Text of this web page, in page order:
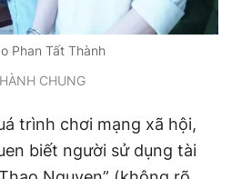
Hưng
Trung
GP - BTTTT cấp ngày 24.3.2020
về Báo Thanh Niên. Cấm sao
Phan Tất Thành
CHUNG
trình chơi mạng xã hội,
biết người sử dụng tài